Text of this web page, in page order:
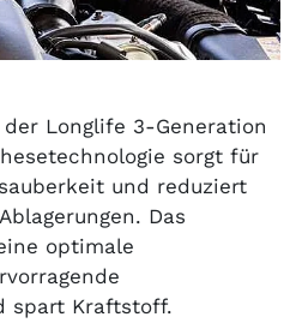
Longlife 3-Generation
sorgt für
und reduziert
Das
optimale
spart Kraftstoff.